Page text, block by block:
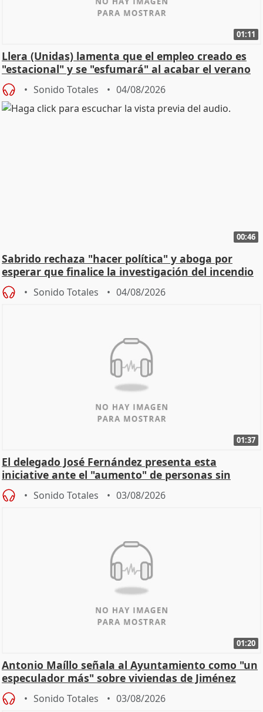
01:11
Llera (Unidas) lamenta que el empleo creado es
"estacional" y se "esfumará" al acabar el verano
Sonido Totales 04/08/2026
00:46
Sabrido rechaza "hacer política" y aboga por
esperar que finalice la investigación del incendio
Sonido Totales 04/08/2026
01:37
El delegado José Fernández presenta esta
iniciative ante el "aumento" de personas sin
hogar en Madri
Sonido Totales 03/08/2026
01:20
Antonio Maíllo señala al Ayuntamiento como "un
especulador más" sobre viviendas de Jiménez
Becerril
Sonido Totales 03/08/2026